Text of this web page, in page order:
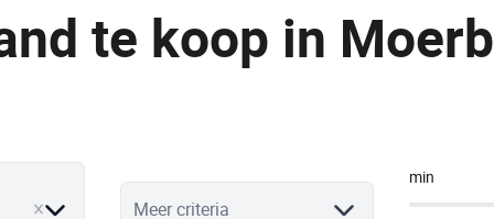
te koop in
Meer criteria
min